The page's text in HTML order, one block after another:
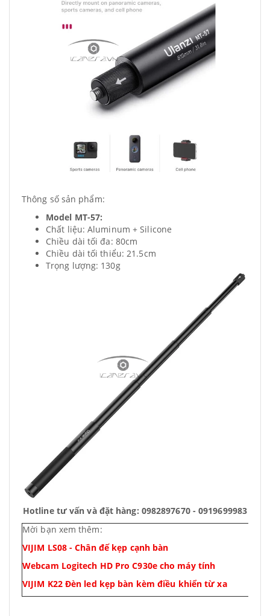
Thông số sản phẩm:
Model MT-57:
Chất liệu: Aluminum + Silicone
Chiều dài tối đa: 80cm
Chiều dài tối thiểu: 21.5cm
Trọng lượng: 130g
Hotline tư vấn và đặt hàng: 0982897670 - 0919699983
Mời bạn xem thêm:
VIJIM LS08 - Chân đế kẹp cạnh bàn
Webcam Logitech HD Pro C930e cho máy tính
VIJIM K22 Đèn led kẹp bàn kèm điều khiển từ xa